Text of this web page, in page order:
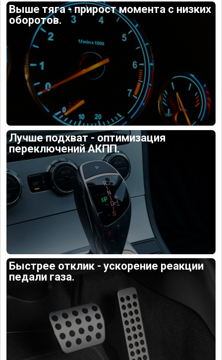
Выше тяга - прирост момента с низких
оборотов.
Лучше подхват - оптимизация
переключений АКПП.
Быстрее отклик - ускорение реакции
педали газа.